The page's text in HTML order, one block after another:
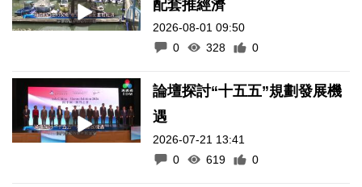
配套推經濟
2026-08-01 09:50
0
328 0
論壇探討“十五五”規劃發展機
遇
2026-07-21 13:41
0
619 0